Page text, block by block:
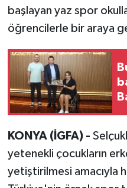
başlayan yaz spor
öğrencilerle bir araya
KONYA (İGFA) -
yetenekli çocukların
yetiştirilmesi amacıyla